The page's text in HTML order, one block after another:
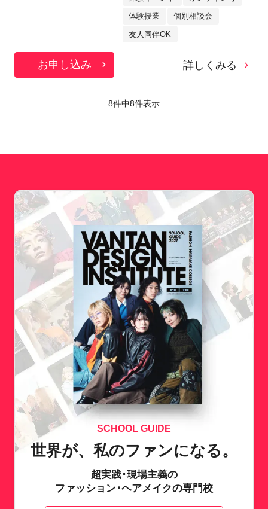
体験授業 個別相談会
友人同伴OK
お申し込み 詳しくみる
8件中8件表示
SCHOOL GUIDE
世界が、私のファンになる。
超実践･現場主義の
ファッション･ヘアメイクの専門校